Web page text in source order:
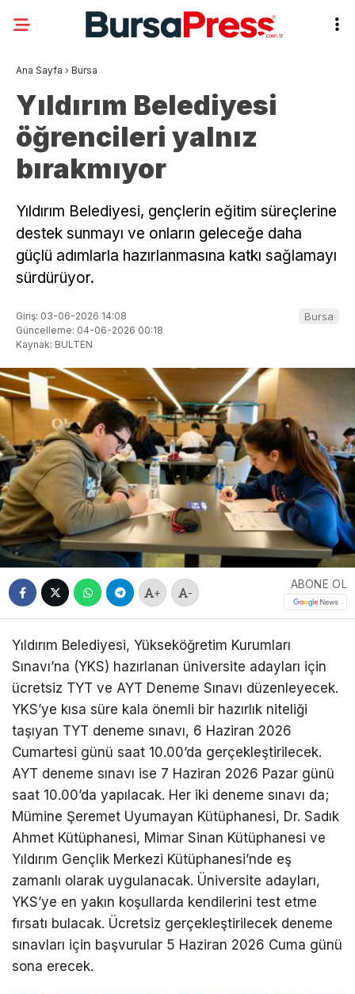
Ana Sayfa › Bursa
Yıldırım Belediyesi
öğrencileri yalnız
bırakmıyor
Yıldırım Belediyesi, gençlerin eğitim süreçlerine
destek sunmayı ve onların geleceğe daha
güçlü adımlarla hazırlanmasına katkı sağlamayı
sürdürüyor.
Giriş: 03-06-2026 14:08
Güncelleme: 04-06-2026 00:18
Kaynak: BULTEN
Bursa
+ -
ABONE OL
Yıldırım Belediyesi, Yükseköğretim Kurumları
Sınavı’na (YKS) hazırlanan üniversite adayları için
ücretsiz TYT ve AYT Deneme Sınavı düzenleyecek.
YKS’ye kısa süre kala önemli bir hazırlık niteliği
taşıyan TYT deneme sınavı, 6 Haziran 2026
Cumartesi günü saat 10.00’da gerçekleştirilecek.
AYT deneme sınavı ise 7 Haziran 2026 Pazar günü
saat 10.00’da yapılacak. Her iki deneme sınavı da;
Mümine Şeremet Uyumayan Kütüphanesi, Dr. Sadık
Ahmet Kütüphanesi, Mimar Sinan Kütüphanesi ve
Yıldırım Gençlik Merkezi Kütüphanesi’nde eş
zamanlı olarak uygulanacak. Üniversite adayları,
YKS’ye en yakın koşullarda kendilerini test etme
fırsatı bulacak. Ücretsiz gerçekleştirilecek deneme
sınavları için başvurular 5 Haziran 2026 Cuma günü
sona erecek.